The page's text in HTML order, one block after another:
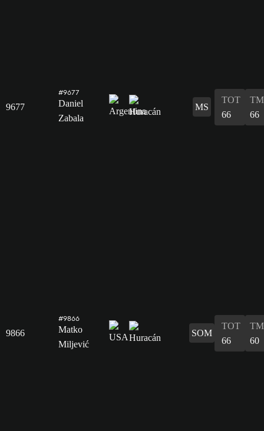
9677
#9677
Daniel
Zabala
MS
TOT
66
66
9866
#9866
Matko
Miljević
SOM
TOT
66
60